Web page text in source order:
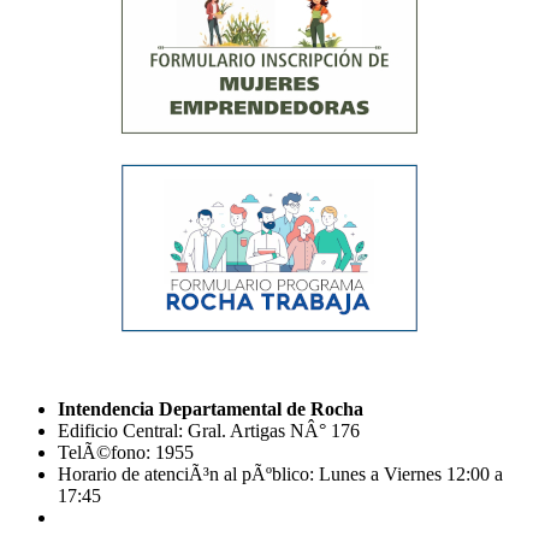
Intendencia Departamental de Rocha
Edificio Central: Gral. Artigas NÂ° 176
TelÃ©fono: 1955
Horario de atenciÃ³n al pÃºblico: Lunes a Viernes 12:00 a
17:45